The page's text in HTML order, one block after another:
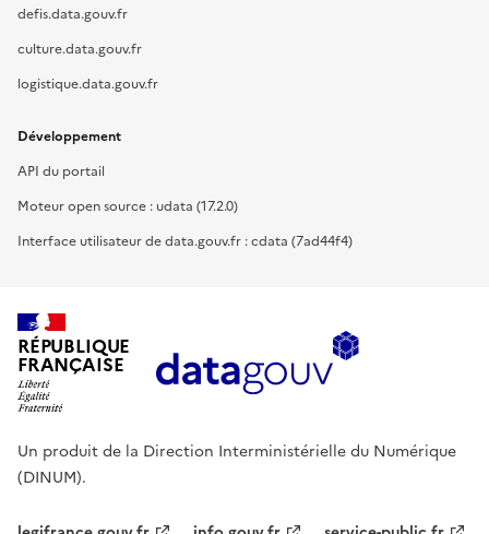
defis.data.gouv.fr
culture.data.gouv.fr
logistique.data.gouv.fr
Développement
API du portail
Moteur open source : udata (17.2.0)
Interface utilisateur de data.gouv.fr : cdata (7ad44f4)
RÉPUBLIQUE
FRANÇAISE
Un produit de la Direction Interministérielle du Numérique
(DINUM).